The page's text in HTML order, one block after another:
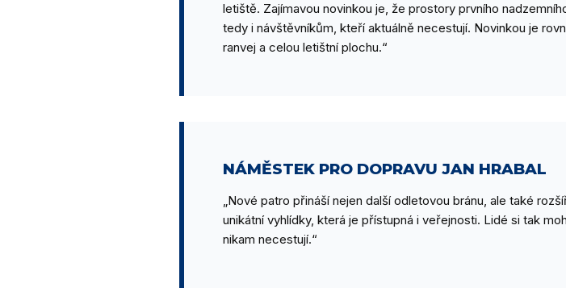
letiště. Zajímavou novinkou je, že prostory prvního
tedy i návštěvníkům, kteří aktuálně necestují. Novinkou je
ranvej a celou letištní plochu.“
NÁMĚSTEK PRO DOPRAVU JAN HRABAL
„Nové patro přináší nejen další odletovou bránu, ale také
unikátní vyhlídky, která je přístupná i veřejnosti. Lidé si tak
nikam necestují.“